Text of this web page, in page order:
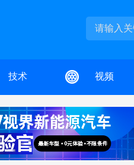
技术 视频